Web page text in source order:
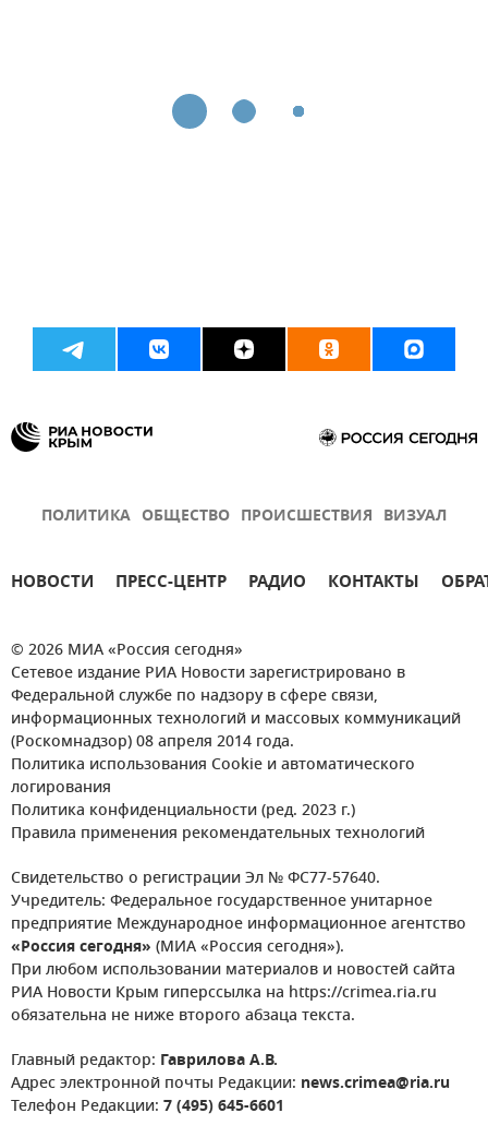
ПОЛИТИКА ОБЩЕСТВО ПРОИСШЕСТВИЯ ВИЗУАЛ
НОВОСТИ ПРЕСС-ЦЕНТР РАДИО КОНТАКТЫ
© 2026 МИА «Россия сегодня»
Сетевое издание РИА Новости зарегистрировано в
Федеральной службе по надзору в сфере связи,
информационных технологий и массовых коммуникаций
(Роскомнадзор) 08 апреля 2014 года.
Политика использования Cookie и автоматического
логирования
Политика конфиденциальности (ред. 2023 г.)
Правила применения рекомендательных технологий
Свидетельство о регистрации Эл № ФС77-57640.
Учредитель: Федеральное государственное унитарное
предприятие Международное информационное агентство
«Россия сегодня» (МИА «Россия сегодня»).
При любом использовании материалов и новостей сайта
РИА Новости Крым гиперссылка на https://crimea.ria.ru
обязательна не ниже второго абзаца текста.
Главный редактор: Гаврилова А.В.
Адрес электронной почты Редакции: news.crimea@ria.ru
Телефон Редакции: 7 (495) 645-6601